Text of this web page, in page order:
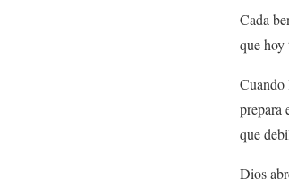
Cada
que hoy
Cuando
prepara
que
Dios